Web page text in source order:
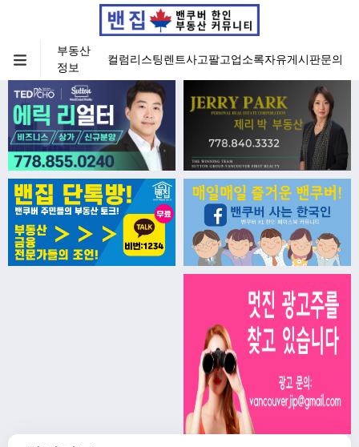
부동산
정보
컬럼리스팅렌트사고팔고업소록자유게시판문의